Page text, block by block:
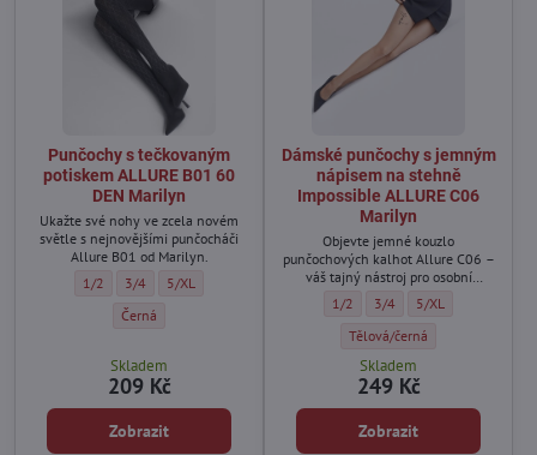
Punčochy s tečkovaným
potiskem ALLURE B01 60
DEN Marilyn
Ukažte své nohy ve zcela novém
světle s nejnovějšími punčocháči
Allure B01 od Marilyn.
Punčochy s tečkovaným potiskem ALLURE B01 60 DEN Marilyn - Velikost:
1/2 Punčochy s tečkovaným potiskem ALLURE B01 60 DEN Marilyn -
3/4 Punčochy s tečkovaným potiskem ALLURE B01 60 DEN
5/XL
Punčochy s tečkovaným potiskem ALLURE B01 60 DEN Marilyn -
Černá
Skladem
209 Kč
Zobrazit
Dámské punčochy s jemným
nápisem na stehně
Impossible ALLURE C06
Marilyn
Objevte jemné kouzlo
punčochových kalhot Allure C06 –
váš tajný nástroj pro osobní
vyjádření.
Dámské punčochy s jemným
1/2 Dámské punčochy s
3/4 Dámské punčochy
5/XL
Dámské punčochy s jemným
Tělová/černá
Skladem
249 Kč
Zobrazit